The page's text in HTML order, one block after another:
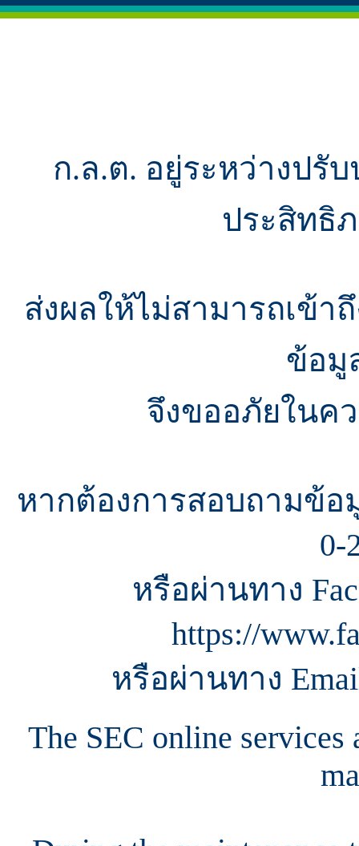
ก.ล.ต. อยู่ระหว่างปรั
ประสิทธิ
ส่งผลให้ไม่สามารถเข้า
ข้อมู
จึงขออภัยในค
หากต้องการสอบถามข้อ
0-
หรือผ่านทาง
https://
หรือผ่านทาง
The SEC online